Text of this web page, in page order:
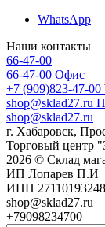
WhatsApp
Наши контакты
66-47-00
66-47-00 Офис
+7 (909)823-47-00
shop@sklad27.ru
shop@sklad27.ru
г. Хабаровск,
Торговый центр
2026 © Склад
ИП Лопарев П.И
ИНН
shop@sklad27.ru
+79098234700